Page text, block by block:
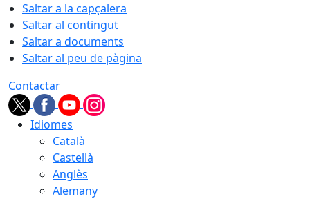
Saltar a la capçalera
Saltar al contingut
Saltar a documents
Saltar al peu de pàgina
Contactar
Idiomes
Català
Castellà
Anglès
Alemany